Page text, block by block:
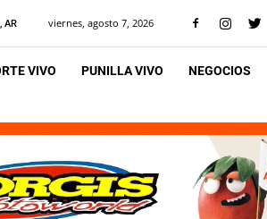
AR viernes, agosto 7, 2026
VIVO PUNILLA VIVO NEGOCIOS